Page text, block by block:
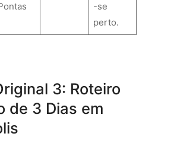
-se
perto.
3: Roteiro
de 3 Dias em